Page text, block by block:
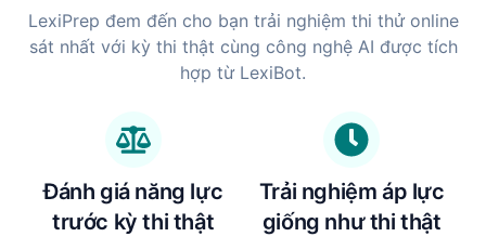
LexiPrep đem đến cho bạn trải nghiệm thi thử online
sát nhất với kỳ thi thật cùng công nghệ AI được tích
hợp từ LexiBot.
Đánh giá năng lực
trước kỳ thi thật
Trải nghiệm áp lực
giống như thi thật